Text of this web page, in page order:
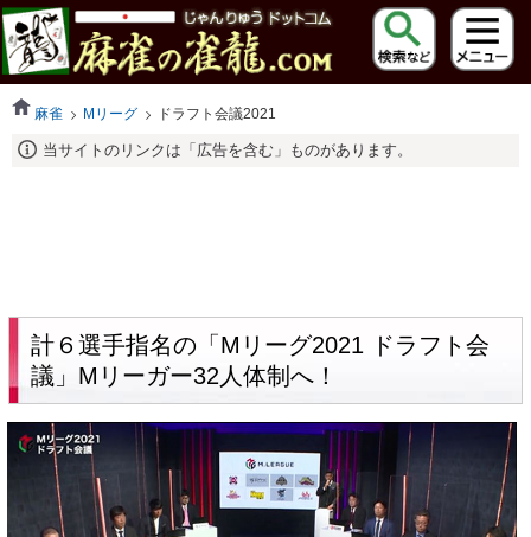
麻雀 Mリーグ ドラフト会議2021
当サイトのリンクは「広告を含む」ものがあります。
計６選手指名の「Mリーグ2021 ドラフト会
議」Mリーガー32人体制へ！